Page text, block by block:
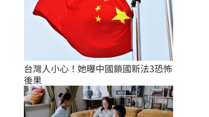
台灣人小心！她曝中國鎖國新法3恐怖
後果